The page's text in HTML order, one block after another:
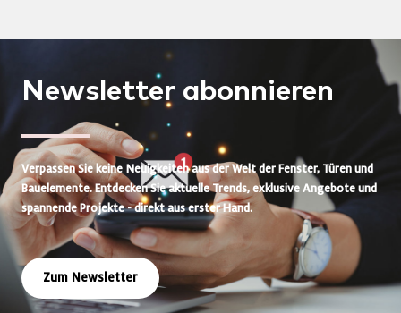
Newsletter abonnieren
Verpassen Sie keine Neuigkeiten aus der Welt der Fenster, Türen und
Bauelemente. Entdecken Sie aktuelle Trends, exklusive Angebote und
spannende Projekte - direkt aus erster Hand.
Zum Newsletter